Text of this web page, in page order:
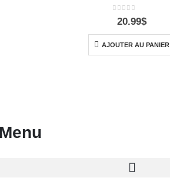
out of 5
20.99$
AJOUTER AU PANIER